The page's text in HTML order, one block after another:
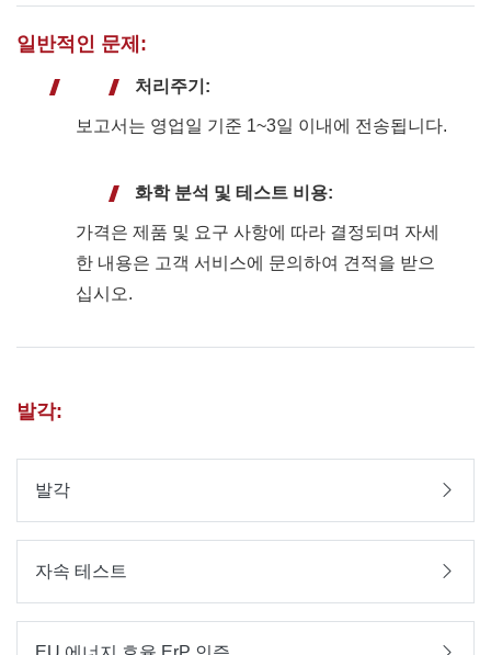
일반적인 문제:
처리주기:
보고서는 영업일 기준 1~3일 이내에 전송됩니다.
화학 분석 및 테스트 비용:
가격은 제품 및 요구 사항에 따라 결정되며 자세
한 내용은 고객 서비스에 문의하여 견적을 받으
십시오.
발각:
발각
자속 테스트